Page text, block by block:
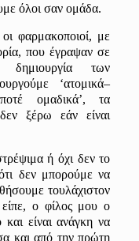
όλοι σανομάδα.
φαρμακοποιοί, με
που έγραψαν σε
των
‘ατομικά–
ομαδικά’, τα
ξέρω εάν είναι
τρέψιμα ή όχι δεν το
δεν μπορούμε να
τουλάχιστον
ο φίλος μου ο
και είναιανάγκη να
και από την πρώτη